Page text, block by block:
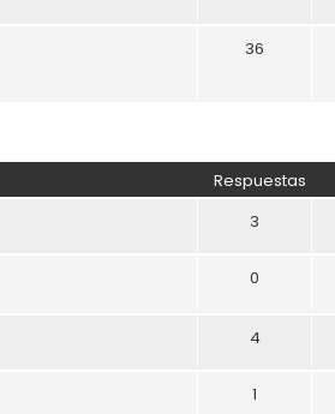
36
Respuestas
3
0
4
1